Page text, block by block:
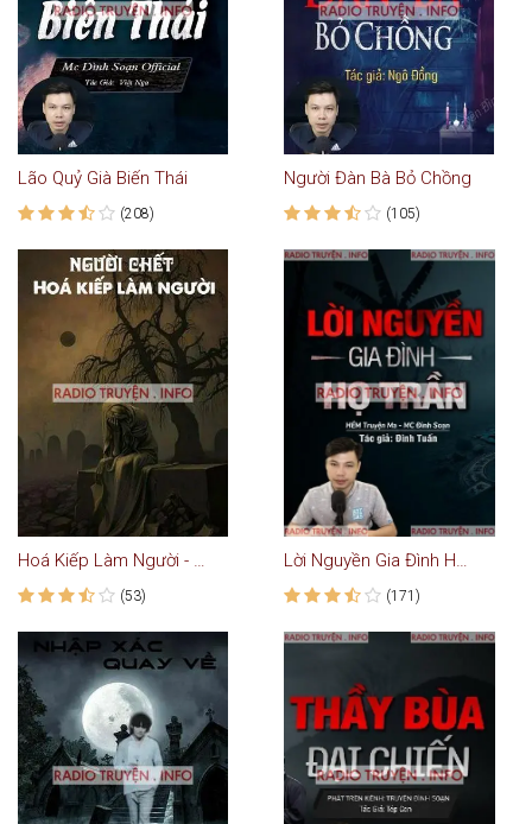
Lão Quỷ Già Biến Thái
(208)
Người Đàn Bà Bỏ Chồng
(105)
Hoá Kiếp Làm Người - Truyện Ma
(53)
Lời Nguyền Gia Đình Họ Trần
(171)